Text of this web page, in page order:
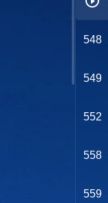
548
549
552
558
559